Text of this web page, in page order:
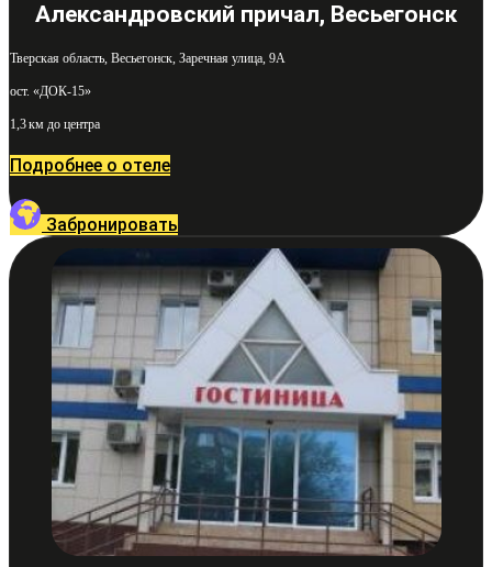
Александровский причал, Весьегонск
Тверская область, Весьегонск, Заречная улица, 9А
ост. «ДОК-15»
1,3 км до центра
Подробнее о отеле
Забронировать